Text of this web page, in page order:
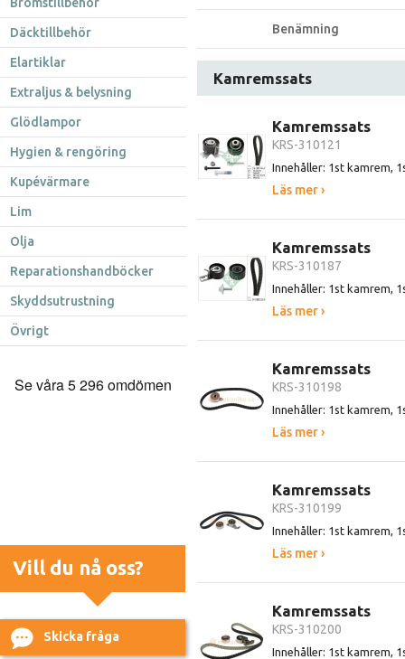
Däcktillbehör
Elartiklar
Extraljus & belysning
Glödlampor
Hygien & rengöring
Kupévärmare
Lim
Olja
Reparationshandböcker
Skyddsutrustning
Övrigt
Vill du nå oss?
Skicka fråga
Benämning
Kamremssats
Kamremssats
KRS-310121
Innehåller: 1st kamrem,
Läs mer ›
Kamremssats
KRS-310187
Innehåller: 1st kamrem,
Läs mer ›
Kamremssats
KRS-310198
Innehåller: 1st kamrem,
Läs mer ›
Kamremssats
KRS-310199
Innehåller: 1st kamrem,
Läs mer ›
Kamremssats
KRS-310200
Innehåller: 1st kamrem,